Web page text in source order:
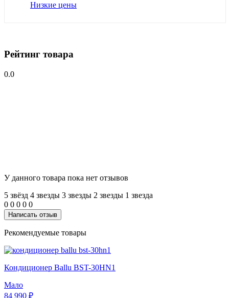
Низкие цены
Рейтинг товара
0.0
У данного товара пока нет отзывов
5 звёзд 4 звeзды 3 звeзды 2 звeзды 1 звeзда
0 0 0 0 0
Написать отзыв
Рекомендуемые товары
Кондиционер Ballu BST-30HN1
Мало
84 990 ₽